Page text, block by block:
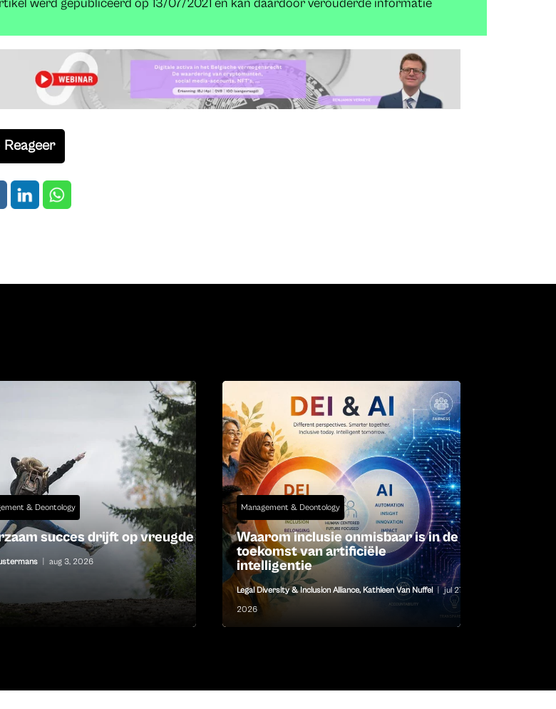
werd gepubliceerd op 13/07/2021 en kan daardoor verouderde informatie
Reageer
& Deontology
succes drijft op vreugde
aug 3, 2026
Management & Deontology
Waarom inclusie onmisbaar is in de
toekomst van artificiële
intelligentie
Legal Diversity & Inclusion Alliance, Kathleen Van Nuffel | jul 27,
2026